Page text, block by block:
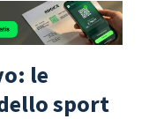
le
sport